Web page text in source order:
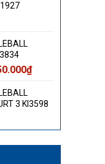
₫Giá
là:
3 KI3598